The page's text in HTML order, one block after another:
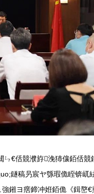
€佸競濮斿浼犻儴銆佸競
鐩稿叧宸ヤ綔瑕佹眰锛屼
鎺ヨ瘔鍗冲姙銆佹《鍓嶅